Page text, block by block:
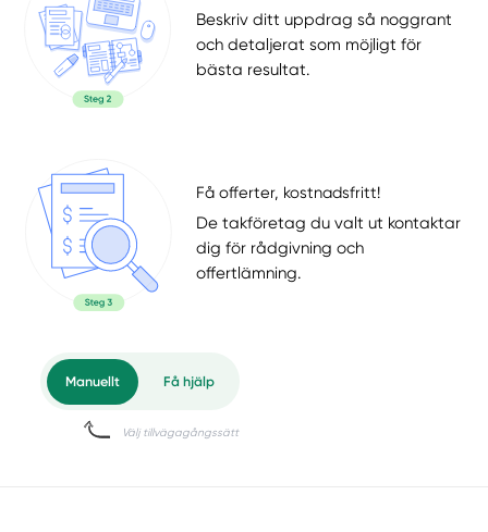
Beskriv ditt uppdrag så noggrant
och detaljerat som möjligt för
bästa resultat.
Få offerter, kostnadsfritt!
De takföretag du valt ut kontaktar
dig för rådgivning och
offertlämning.